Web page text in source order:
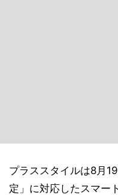
プラススタイルは8月
定」に対応したスマー